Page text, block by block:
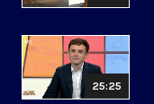
25:25